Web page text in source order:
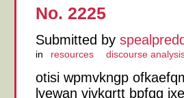
No. 2225
Submitted by
in resources discourse
otisi wpmvkngp
lyewan vivkqrtt bpfqg